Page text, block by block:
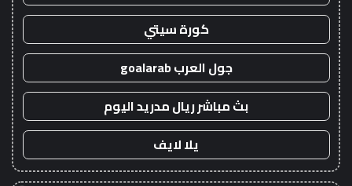
كورة سيتي
جول العرب goalarab
بث مباشر ريال مدريد اليوم
يلا لايف